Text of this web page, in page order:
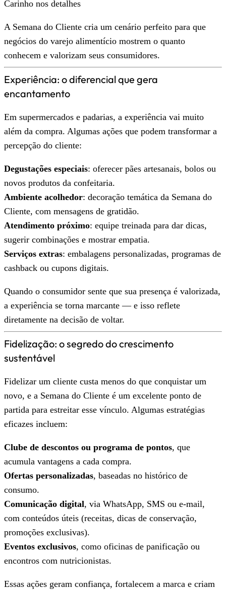
Carinho nos detalhes
A Semana do Cliente cria um cenário perfeito para que
negócios do varejo alimentício mostrem o quanto
conhecem e valorizam seus consumidores.
Experiência: o diferencial que gera
encantamento
Em supermercados e padarias, a experiência vai muito
além da compra. Algumas ações que podem transformar a
percepção do cliente:
Degustações especiais: oferecer pães artesanais, bolos ou
novos produtos da confeitaria.
Ambiente acolhedor: decoração temática da Semana do
Cliente, com mensagens de gratidão.
Atendimento próximo: equipe treinada para dar dicas,
sugerir combinações e mostrar empatia.
Serviços extras: embalagens personalizadas, programas de
cashback ou cupons digitais.
Quando o consumidor sente que sua presença é valorizada,
a experiência se torna marcante — e isso reflete
diretamente na decisão de voltar.
Fidelização: o segredo do crescimento
sustentável
Fidelizar um cliente custa menos do que conquistar um
novo, e a Semana do Cliente é um excelente ponto de
partida para estreitar esse vínculo. Algumas estratégias
eficazes incluem:
Clube de descontos ou programa de pontos, que
acumula vantagens a cada compra.
Ofertas personalizadas, baseadas no histórico de
consumo.
Comunicação digital, via WhatsApp, SMS ou e-mail,
com conteúdos úteis (receitas, dicas de conservação,
promoções exclusivas).
Eventos exclusivos, como oficinas de panificação ou
encontros com nutricionistas.
Essas ações geram confiança, fortalecem a marca e criam